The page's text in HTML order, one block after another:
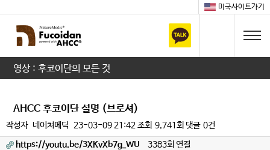
미국사이트가기
영상 : 후코이단의 모든 것
AHCC 후코이단 설명 (브로셔)
작성자 네이쳐메딕 23-03-09 21:42조회 9,741회 댓글 0건
https://youtu.be/3XKvXb7g_WU
3383회 연결